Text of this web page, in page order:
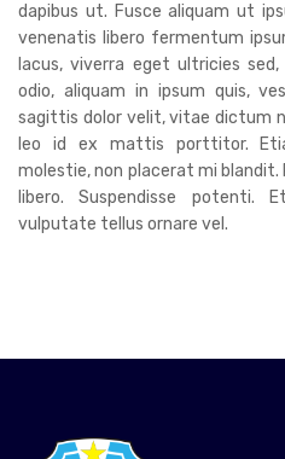
dapibus ut. Fusce aliquam ut
venenatis libero fermentum
lacus, viverra eget ultricies
odio, aliquam in ipsum quis,
sagittis dolor velit, vitae dictum
leo id ex mattis porttitor.
molestie, non placerat mi
libero. Suspendisse
vulputate tellus ornare vel.